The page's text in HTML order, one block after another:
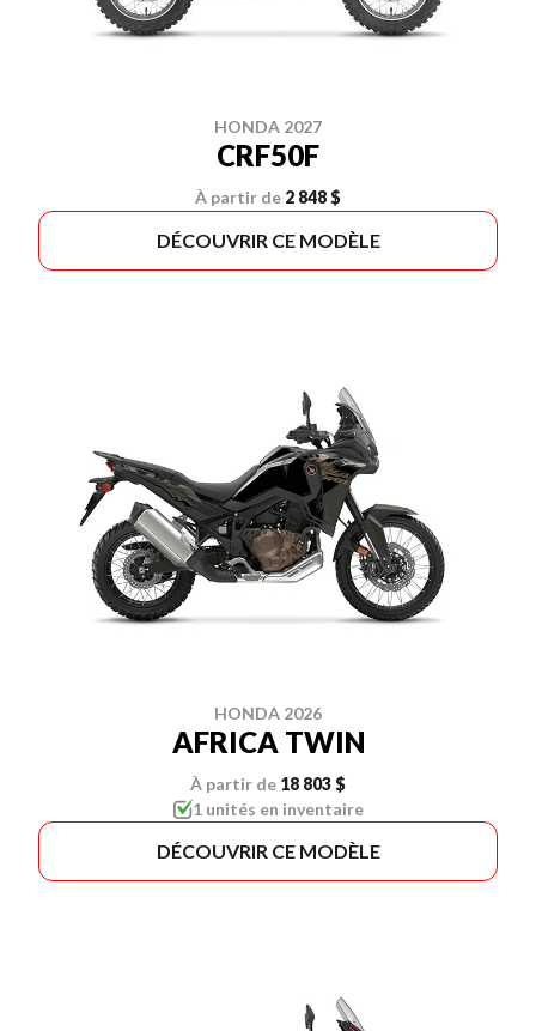
HONDA 2027
CRF50F
À partir de 2 848 $
DÉCOUVRIR CE MODÈLE
HONDA 2026
AFRICA TWIN
À partir de 18 803 $
1 unités en inventaire
DÉCOUVRIR CE MODÈLE